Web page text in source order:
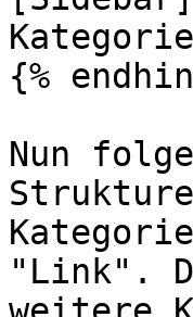
{%
Nun
"Link".